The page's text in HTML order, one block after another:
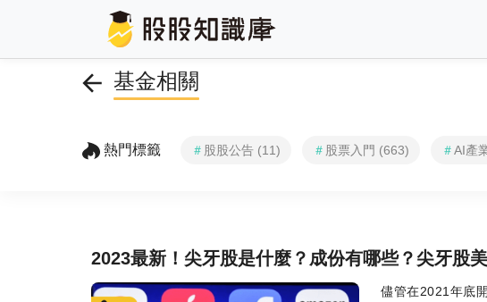
基金相關
熱門標籤 ＃ 股股公告 (11) ＃ 股票入門 (663) ＃AI產
2023最新！尖牙股是什麼？成份有哪些？尖牙股
儘管在2021年底